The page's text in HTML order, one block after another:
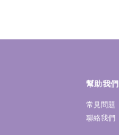
幫助我們
常見問題
聯絡我們